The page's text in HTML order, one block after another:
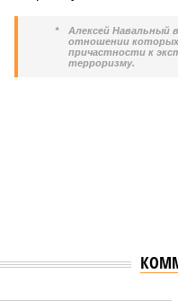
*
Алексей Навальный
отношении которых
причастности к
терроризму.